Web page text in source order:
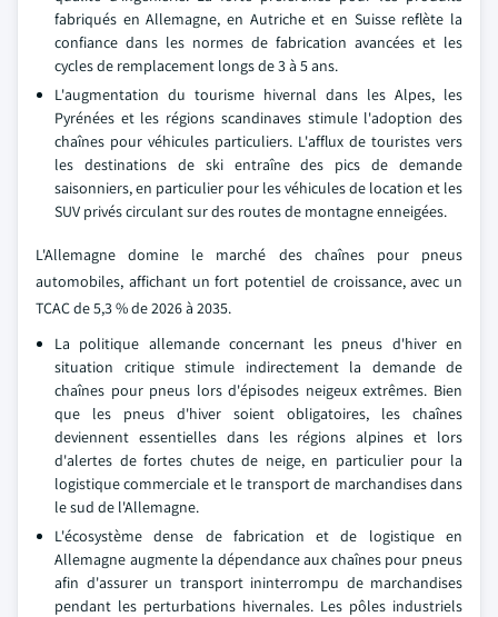
fabriqués en Allemagne, en Autriche et en Suisse reflète la
confiance dans les normes de fabrication avancées et les
cycles de remplacement longs de 3 à 5 ans.
L'augmentation du tourisme hivernal dans les Alpes, les
Pyrénées et les régions scandinaves stimule l'adoption des
chaînes pour véhicules particuliers. L'afflux de touristes vers
les destinations de ski entraîne des pics de demande
saisonniers, en particulier pour les véhicules de location et les
SUV privés circulant sur des routes de montagne enneigées.
L'Allemagne domine le marché des chaînes pour pneus
automobiles, affichant un fort potentiel de croissance, avec un
TCAC de 5,3 % de 2026 à 2035.
La politique allemande concernant les pneus d'hiver en
situation critique stimule indirectement la demande de
chaînes pour pneus lors d'épisodes neigeux extrêmes. Bien
que les pneus d'hiver soient obligatoires, les chaînes
deviennent essentielles dans les régions alpines et lors
d'alertes de fortes chutes de neige, en particulier pour la
logistique commerciale et le transport de marchandises dans
le sud de l'Allemagne.
L'écosystème dense de fabrication et de logistique en
Allemagne augmente la dépendance aux chaînes pour pneus
afin d'assurer un transport ininterrompu de marchandises
pendant les perturbations hivernales. Les pôles industriels